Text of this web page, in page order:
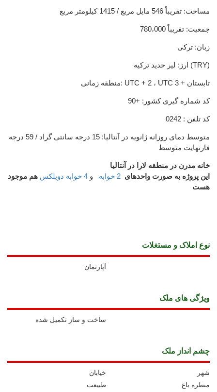
مساحت: تقریباً 546 مایل مربع / 1415 کیلومتر مربع
جمعیت: تقریباً 780،000
زبان: ترکی
ارز: لیر جدید ترکیه (TRY)
منطقه زمانی: UTC + 2 ، UTC تابستان + 3
کد شماره گیری کشور: +90
کد تلفن : 0242
متوسط ​​دمای روزانه ژانویه در آنتالیا: 15 درجه سانتی گراد / 59 درجه
فارنهایت متوسط
خانه مدرن در منطقه لارا در آنتالیا
این پروژه به صورت واحدهای
و 4 خوابه دوبلکس
هم موجود
هست
نوع املاک و مستغلات
آپارتمان
ويژگی های ملک
ساخت و ساز تکمیل شده
چشم انداز ملک
خیابان
شهر
طبیعت
منظره باغ